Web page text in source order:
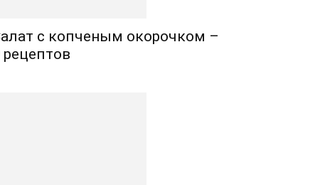
с копченым окорочком –
рецептов